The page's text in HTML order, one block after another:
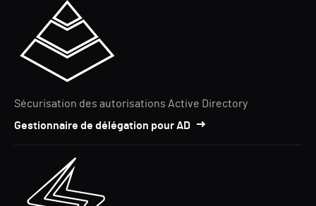
Sécurisation des autorisations Active Directory
Gestionnaire de délégation pour AD